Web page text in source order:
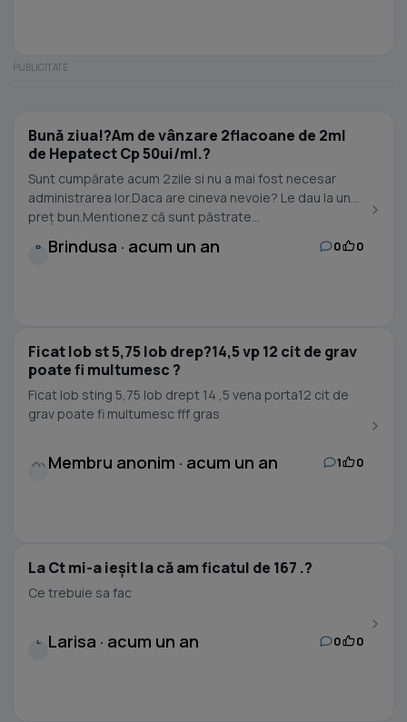
Bună ziua!?Am de vânzare 2flacoane de 2ml
de Hepatect Cp 50ui/ml.?
Sunt cumpărate acum 2zile si nu a mai fost necesar
administrarea lor.Daca are cineva nevoie? Le dau la un
preț bun.Mentionez că sunt păstrate...
B Brindusa · acum un an 0 0
Ficat lob st 5,75 lob drep?14,5 vp 12 cit de grav
poate fi multumesc ?
Ficat lob sting 5,75 lob drept 14 ,5 vena porta12 cit de
grav poate fi multumesc fff gras
Membru anonim · acum un an 1 0
La Ct mi-a ieșit la că am ficatul de 167 .?
Ce trebuie sa fac
L Larisa · acum un an 0 0